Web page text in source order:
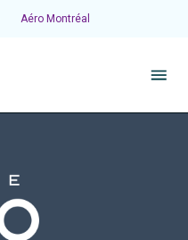
Aéro Montréal